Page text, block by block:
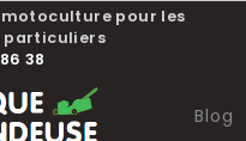
pour les
particuliers
38
Blog